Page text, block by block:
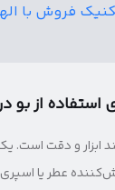
فروش با
از بو در
ابزار و دقت است.
عطر یا